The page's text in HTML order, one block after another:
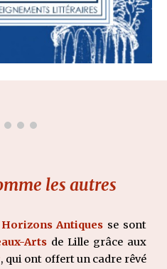
les autres
Horizons Antiques se sont
Artsde Lille grâce aux
, qui ont offert un cadre rêvé